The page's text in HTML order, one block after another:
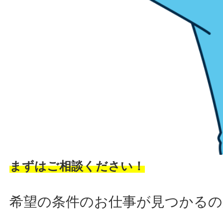
まずはご相談ください！
希望の条件のお仕事が見つかる